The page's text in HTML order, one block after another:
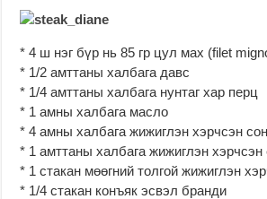
* 4 ш нэг бүр нь 85 гр цул мах (filet
* 1/2 амттаны халбага давс
* 1/4 амттаны халбага нунтаг хар перц
* 1 амны халбага масло
* 4 амны халбага жижиглэн хэрчсэн
* 1 амттаны халбага жижиглэн хэрчсэн
* 1 стакан мөөгний толгой жижиглэн
* 1/4 стакан конъяк эсвэл бранди